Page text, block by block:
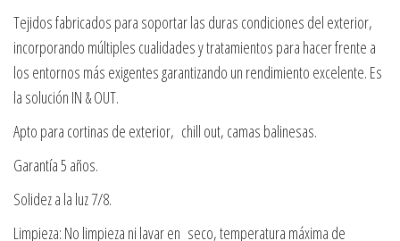
Tejidos fabricados para soportar las duras condiciones del exterior,
incorporando múltiples cualidades y tratamientos para hacer frente a
los entornos más exigentes garantizando un rendimiento excelente. Es
la solución IN & OUT.
Apto para cortinas de exterior, chill out, camas balinesas.
Garantía 5 años.
Solidez a la luz 7/8.
Limpieza: No limpieza ni lavar en seco, temperatura máxima de